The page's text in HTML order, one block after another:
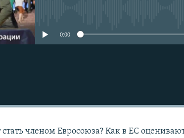
0:00
членом Евросоюза? Как в ЕС